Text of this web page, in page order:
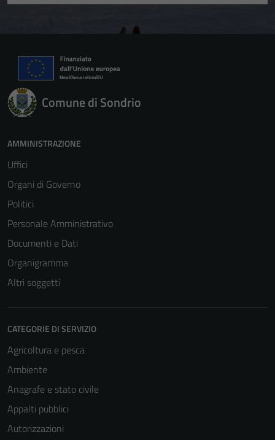
Comune di Sondrio
AMMINISTRAZIONE
Uffici
Organi di Governo
Politici
Personale Amministrativo
Documenti e Dati
Organigramma
Altri soggetti
CATEGORIE DI SERVIZIO
Agricoltura e pesca
Ambiente
Anagrafe e stato civile
Appalti pubblici
Autorizzazioni